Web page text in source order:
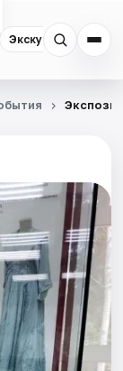
Экскурсии